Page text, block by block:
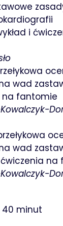
i
wad
na fantomie
wad
40 minut